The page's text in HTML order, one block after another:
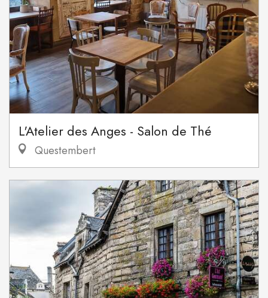
L'Atelier des Anges - Salon de Thé
Questembert